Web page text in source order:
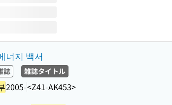
너지 백서
誌 雑誌タイトル
2005-<Z41-AK453>